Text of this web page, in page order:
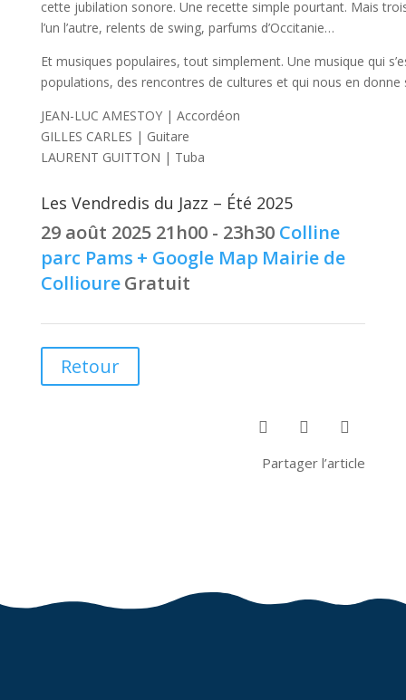
cette jubilation sonore. Une recette simple pourtant. Mais
l’un l’autre, relents de swing, parfums d’Occitanie…
Et musiques populaires, tout simplement. Une musique qui
populations, des rencontres de cultures et qui nous en
JEAN-LUC AMESTOY | Accordéon
GILLES CARLES | Guitare
LAURENT GUITTON | Tuba
Les Vendredis du Jazz – Été 2025
29 août 2025 21h00 - 23h30 Colline
parc Pams + Google Map Mairie de
CollioureGratuit
Retour
 

Partager l’article